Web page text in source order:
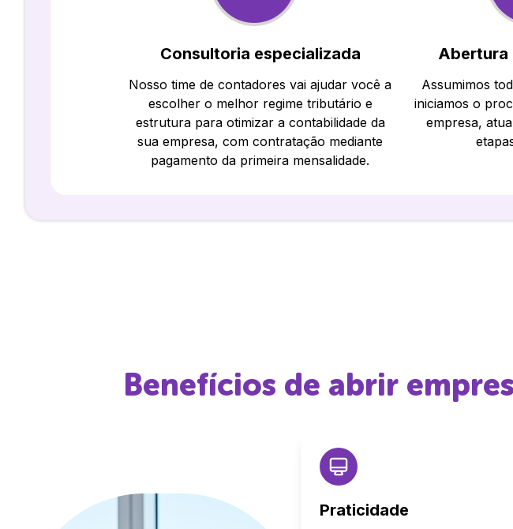
Consultoria especializada
Nosso time de contadores vai ajudar você a
escolher o melhor regime tributário e
estrutura para otimizar a contabilidade da
sua empresa, com contratação mediante
pagamento da primeira mensalidade.
Abertura
Assumimos
iniciamos o
empresa,
Benefícios de abrir
Praticidade